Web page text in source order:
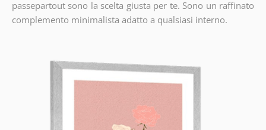
passepartout sono la scelta giusta per te. Sono un raffinato
complemento minimalista adatto a qualsiasi interno.